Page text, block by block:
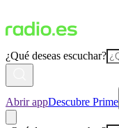
¿Qué deseas escuchar?
Abrir appDescubre Prime